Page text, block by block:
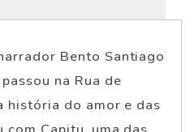
Bento Santiago
na Rua de
história do amor e das